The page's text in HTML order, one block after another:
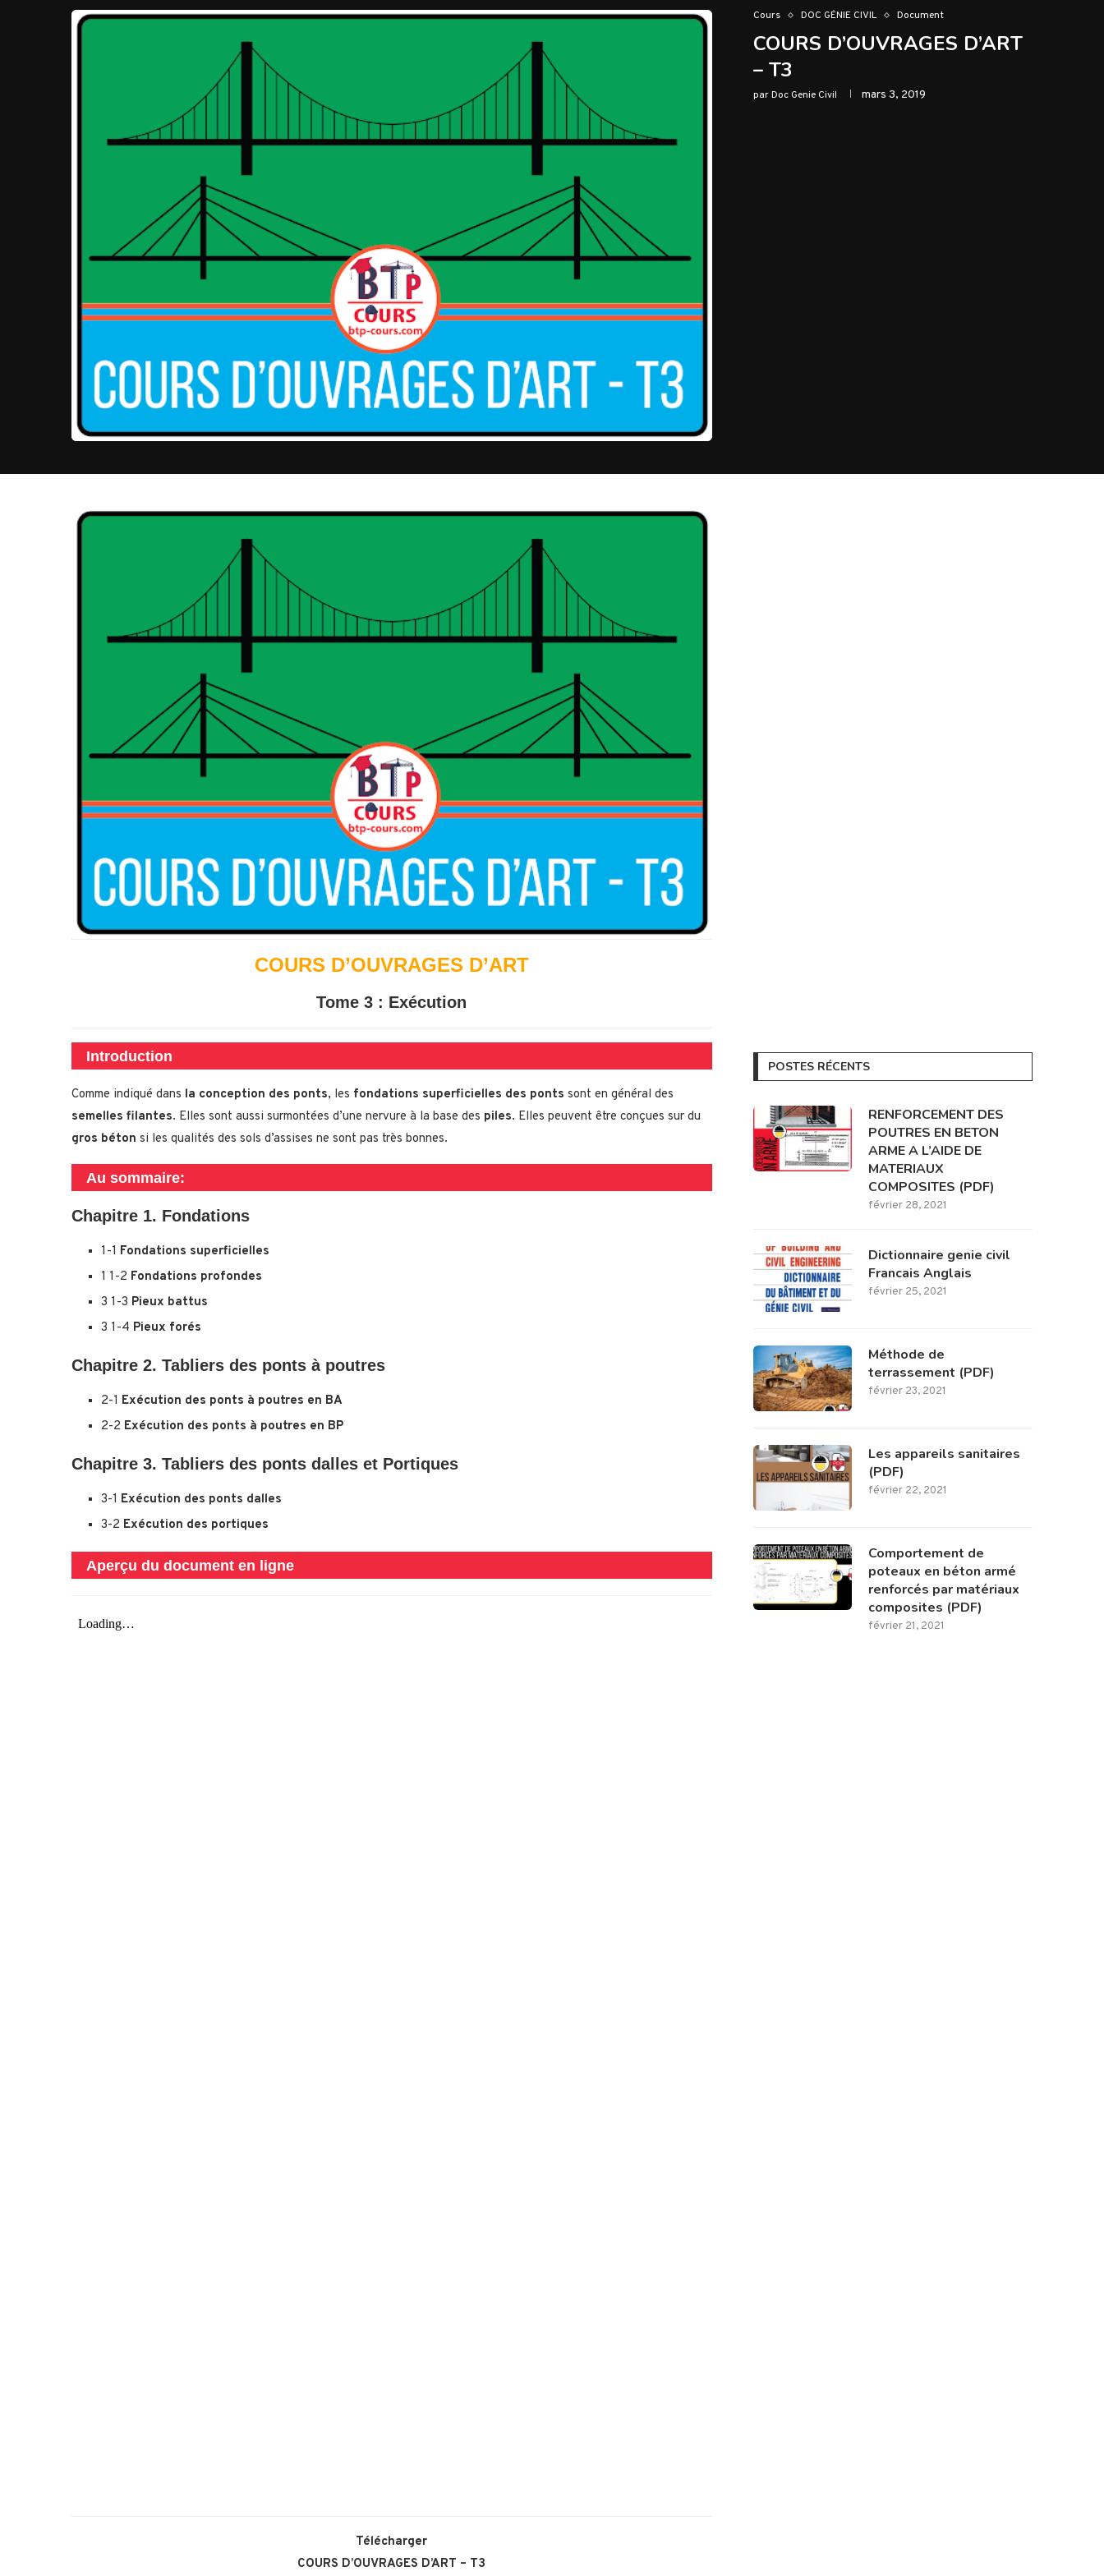
Cours DOC GÉNIE CIVIL Document
COURS D’OUVRAGES D’ART
– T3
parDoc Genie Civil mars 3, 2019
COURS D’OUVRAGES D’ART
Tome 3 : Exécution
Introduction
Comme indiqué dans la conception des ponts, les fondations superficielles des ponts sont en général des
semelles filantes. Elles sont aussi surmontées d’une nervure à la base des piles. Elles peuvent être conçues sur du
gros béton si les qualités des sols d’assises ne sont pas très bonnes.
Au sommaire:
Chapitre 1. Fondations
1-1 Fondations superficielles
1 1-2 Fondations profondes
3 1-3 Pieux battus
3 1-4 Pieux forés
Chapitre 2. Tabliers des ponts à poutres
2-1 Exécution des ponts à poutres en BA
2-2 Exécution des ponts à poutres en BP
Chapitre 3. Tabliers des ponts dalles et Portiques
3-1 Exécution des ponts dalles
3-2 Exécution des portiques
Aperçu du document en ligne
Télécharger
COURS D’OUVRAGES D’ART – T3
POSTES RÉCENTS
RENFORCEMENT DES
POUTRES EN BETON
ARME A L’AIDE DE
MATERIAUX
COMPOSITES (PDF)
février 28, 2021
Dictionnaire genie civil
Francais Anglais
février 25, 2021
Méthode de
terrassement (PDF)
février 23, 2021
Les appareils sanitaires
(PDF)
février 22, 2021
Comportement de
poteaux en béton armé
renforcés par matériaux
composites (PDF)
février 21, 2021